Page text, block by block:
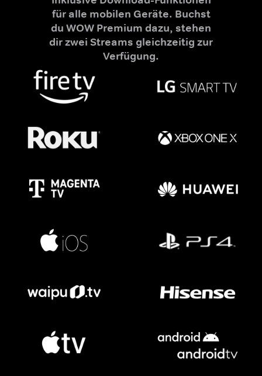
für alle mobilen Geräte. Buchst
du WOW Premium dazu, stehen
dir zwei Streams gleichzeitig zur
Verfügung.